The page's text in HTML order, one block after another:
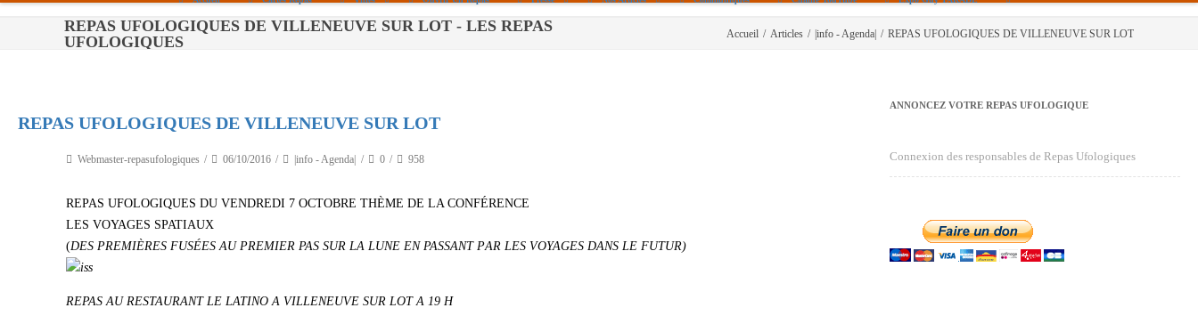
Paris
Nantes
Tours
Strasbourg
Politique De Cookies (UE)
REPAS UFOLOGIQUES DE VILLENEUVE SUR LOT - LES REPAS
UFOLOGIQUES
Accueil / Articles / |info - Agenda| / REPAS UFOLOGIQUES DE VILLENEUVE SUR LOT
REPAS UFOLOGIQUES DE VILLENEUVE SUR LOT
Webmaster-repasufologiques 06/10/2016 |info - Agenda| 0 958
REPAS UFOLOGIQUES DU VENDREDI 7 OCTOBRE THÈME DE LA CONFÉRENCE
LES VOYAGES SPATIAUX
(DES PREMIÈRES FUSÉES AU PREMIER PAS SUR LA LUNE EN PASSANT PAR LES VOYAGES DANS LE FUTUR)
REPAS AU RESTAURANT LE LATINO A VILLENEUVE SUR LOT A 19 H
ANNONCEZ VOTRE REPAS UFOLOGIQUE
Connexion des responsables de Repas Ufologiques